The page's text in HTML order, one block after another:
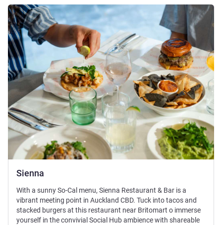
Sienna
세부 정보 보기
With a sunny So-Cal menu, Sienna Restaurant & Bar is a
vibrant meeting point in Auckland CBD. Tuck into tacos and
stacked burgers at this restaurant near Britomart o immerse
yourself in the convivial Social Hub ambience with shareable